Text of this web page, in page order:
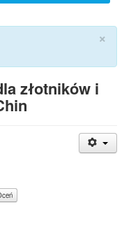
×
złotników i